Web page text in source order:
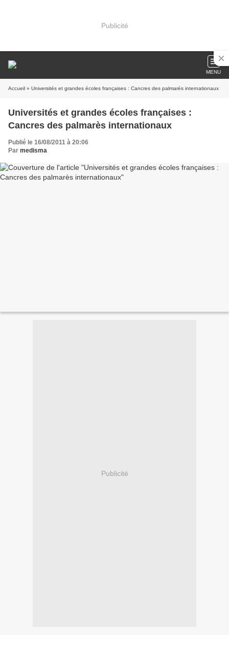
Publicité
MENU
Accueil » Universités et grandes écoles françaises : Cancres des palmarès internationaux
Universités et grandes écoles françaises :
Cancres des palmarès internationaux
Publié le 16/08/2011 à 20:06
Par medisma
Publicité